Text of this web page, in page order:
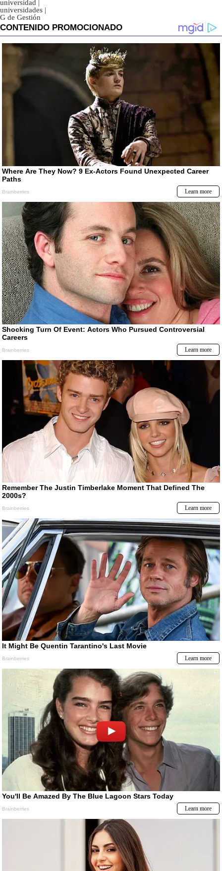
universidad
universidades |
G de Gestión